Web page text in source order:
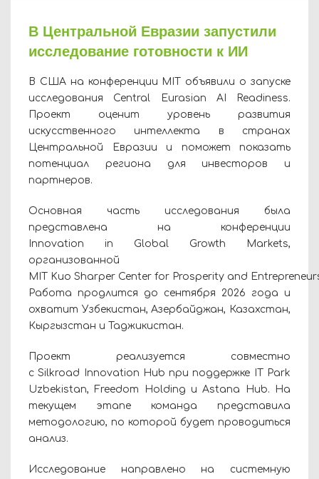
В Центральной Евразии запустили
исследование готовности к ИИ
В США на конференции MIT объявили о запуске
исследования Central Eurasian AI Readiness.
Проект оценит уровень развития
искусственного интеллекта в странах
Центральной Евразии и поможет показать
потенциал региона для инвесторов и
партнеров.
Основная часть исследования была
представлена на конференции
Innovation in Global Growth Markets,
организованной
MIT Kuo Sharper Center for Prosperity and
Работа продлится до сентября 2026 года и
охватит Узбекистан, Азербайджан, Казахстан,
Кыргызстан и Таджикистан.
Проект реализуется совместно
с Silkroad Innovation Hub при поддержке IT Park
Uzbekistan, Freedom Holding и Astana Hub. На
текущем этапе команда представила
методологию, по которой будет проводиться
анализ.
Исследование направлено на системную